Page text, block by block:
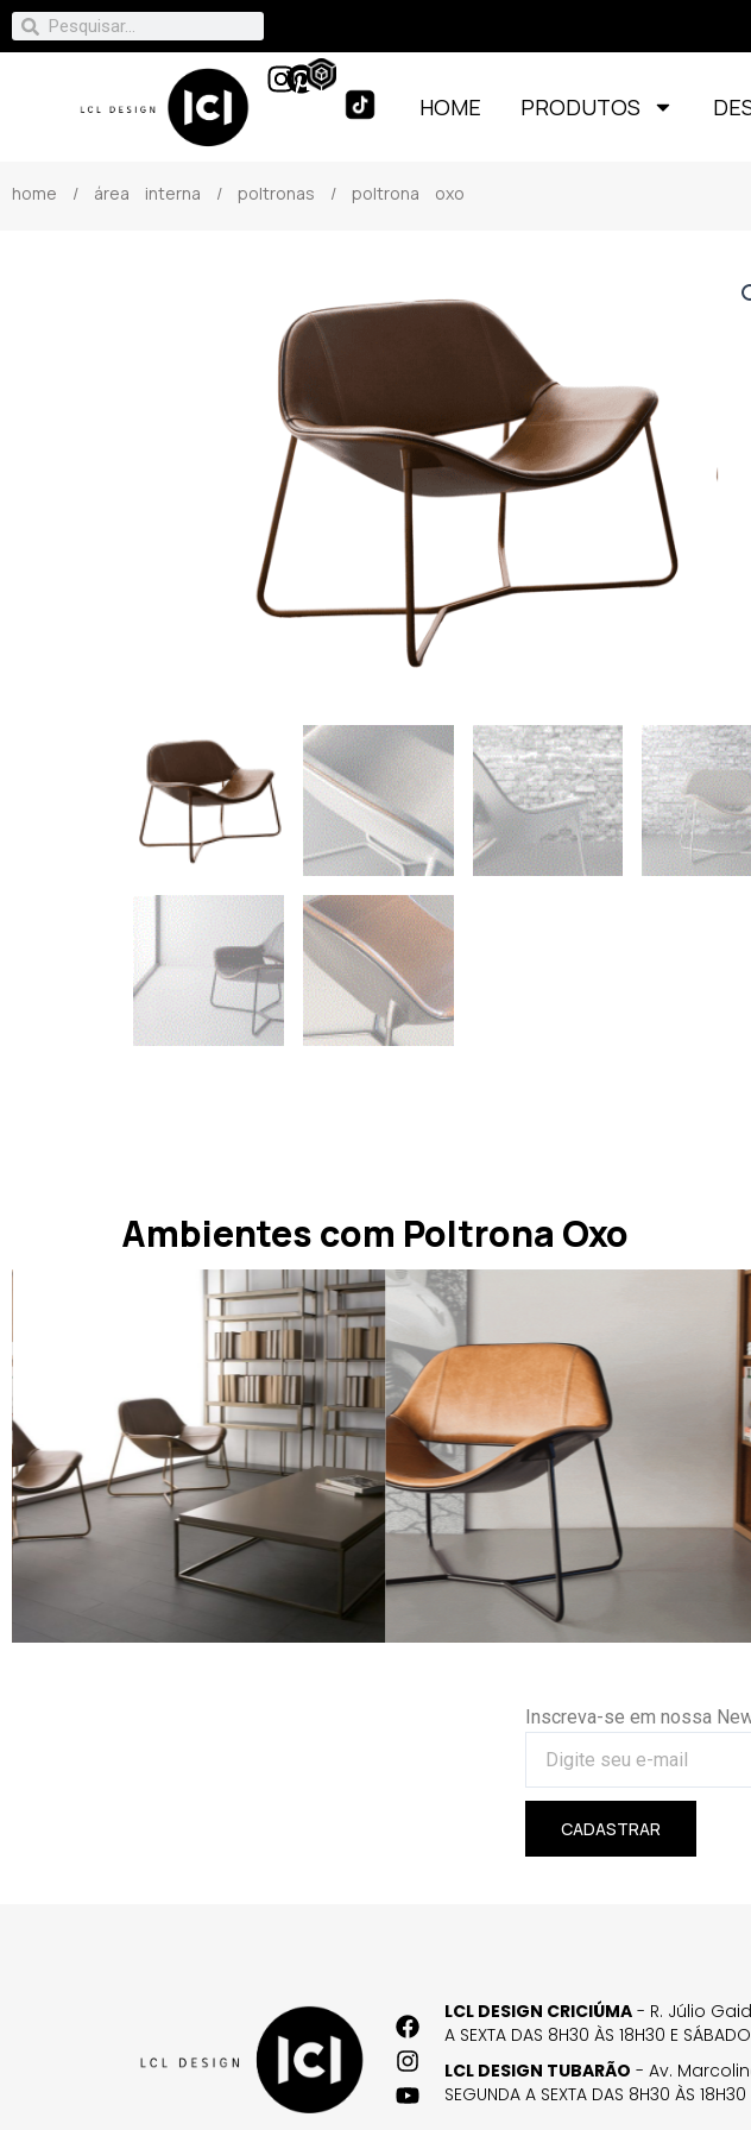
HOME PRODUTOS
home / área interna / poltronas / poltrona oxo
Ambientes com Poltrona Oxo
Inscreva-se em nossa
CADASTRAR
LCL DESIGN CRICIÚMA - R. Júlio
A SEXTA DAS 8H30 ÀS 18H30 E
LCL DESIGN TUBARÃO - Av.
SEGUNDA A SEXTA DAS 8H30 ÀS